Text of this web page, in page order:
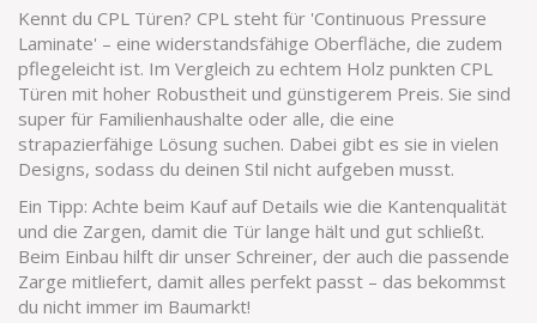
Kennt du CPL Türen? CPL steht für 'Continuous Pressure
Laminate' – eine widerstandsfähige Oberfläche, die zudem
pflegeleicht ist. Im Vergleich zu echtem Holz punkten CPL
Türen mit hoher Robustheit und günstigerem Preis. Sie sind
super für Familienhaushalte oder alle, die eine
strapazierfähige Lösung suchen. Dabei gibt es sie in vielen
Designs, sodass du deinen Stil nicht aufgeben musst.
Ein Tipp: Achte beim Kauf auf Details wie die Kantenqualität
und die Zargen, damit die Tür lange hält und gut schließt.
Beim Einbau hilft dir unser Schreiner, der auch die passende
Zarge mitliefert, damit alles perfekt passt – das bekommst
du nicht immer im Baumarkt!